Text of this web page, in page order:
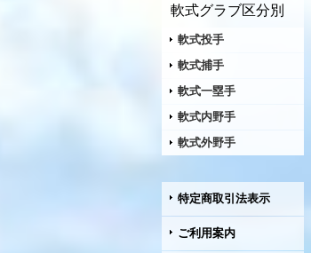
軟式グラブ区分別
軟式投手
軟式捕手
軟式一塁手
軟式内野手
軟式外野手
特定商取引法表示
ご利用案内